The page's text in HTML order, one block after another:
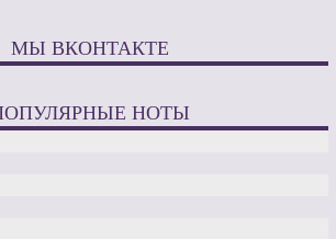
МЫ ВКОНТАКТЕ
НОТЫ